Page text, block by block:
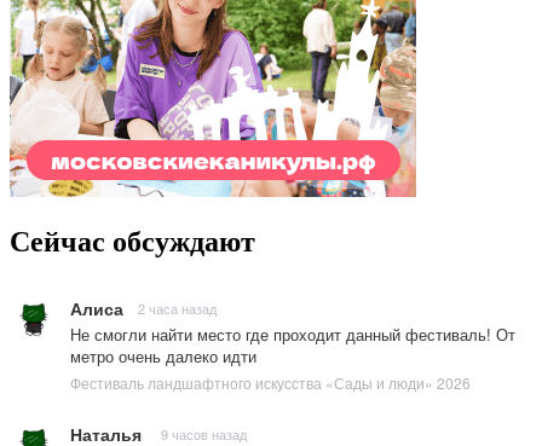
Сейчас обсуждают
Алиса 2 часа назад
Не смогли найти место где проходит данный фестиваль! От
метро очень далеко идти
Фестиваль ландшафтного искусства «Сады и люди» 2026
Наталья 9 часов назад